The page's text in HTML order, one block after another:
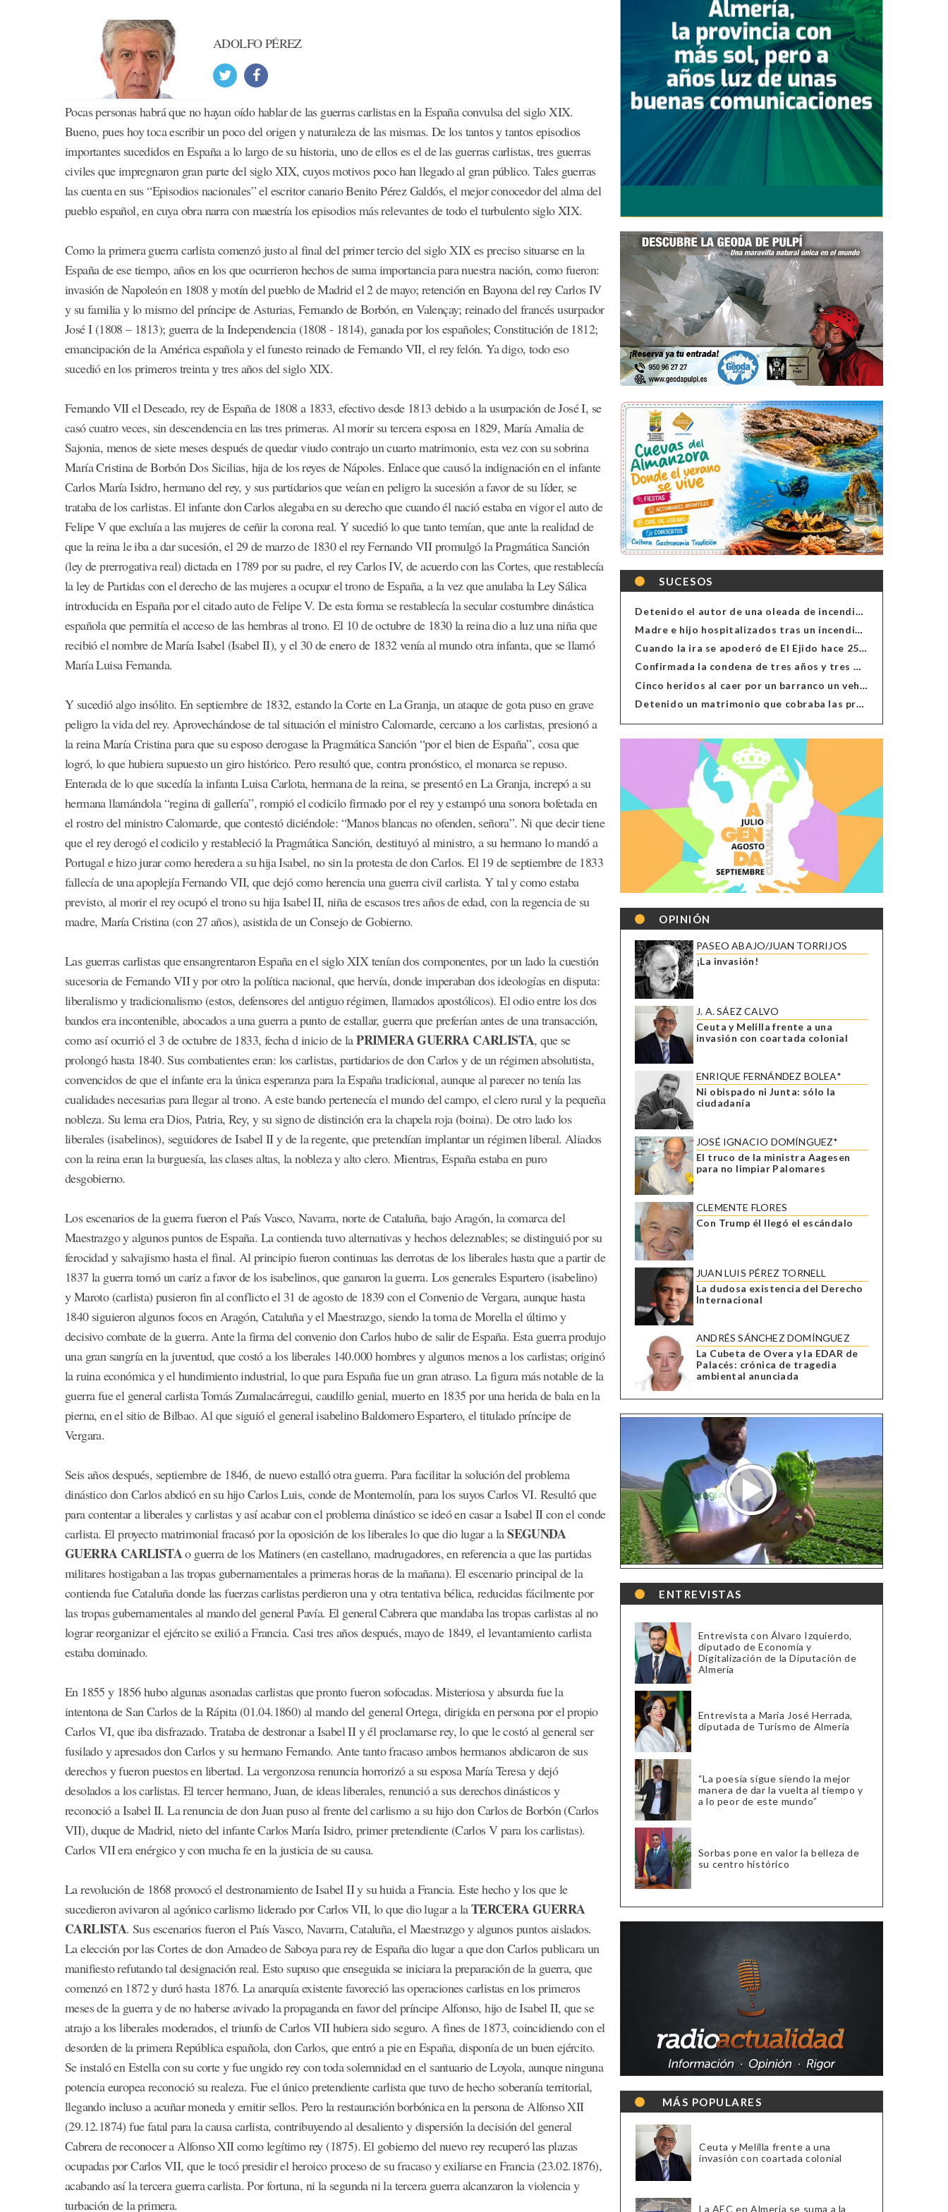
ADOLFO PÉREZ
Pocas personas habrá que no hayan oído hablar de las guerras carlistas en la España convulsa del siglo XIX.
Bueno, pues hoy toca escribir un poco del origen y naturaleza de las mismas. De los tantos y tantos episodios
importantes sucedidos en España a lo largo de su historia, uno de ellos es el de las guerras carlistas, tres guerras
civiles que impregnaron gran parte del siglo XIX, cuyos motivos poco han llegado al gran público. Tales guerras
las cuenta en sus “Episodios nacionales” el escritor canario Benito Pérez Galdós, el mejor conocedor del alma del
pueblo español, en cuya obra narra con maestría los episodios más relevantes de todo el turbulento siglo XIX.
Como la primera guerra carlista comenzó justo al final del primer tercio del siglo XIX es preciso situarse en la
España de ese tiempo, años en los que ocurrieron hechos de suma importancia para nuestra nación, como fueron:
invasión de Napoleón en 1808 y motín del pueblo de Madrid el 2 de mayo; retención en Bayona del rey Carlos IV
y su familia y lo mismo del príncipe de Asturias, Fernando de Borbón, en Valençay; reinado del francés usurpador
José I (1808 – 1813); guerra de la Independencia (1808 - 1814), ganada por los españoles; Constitución de 1812;
emancipación de la América española y el funesto reinado de Fernando VII, el rey felón. Ya digo, todo eso
sucedió en los primeros treinta y tres años del siglo XIX.
Fernando VII el Deseado, rey de España de 1808 a 1833, efectivo desde 1813 debido a la usurpación de José I, se
casó cuatro veces, sin descendencia en las tres primeras. Al morir su tercera esposa en 1829, María Amalia de
Sajonia, menos de siete meses después de quedar viudo contrajo un cuarto matrimonio, esta vez con su sobrina
María Cristina de Borbón Dos Sicilias, hija de los reyes de Nápoles. Enlace que causó la indignación en el infante
Carlos María Isidro, hermano del rey, y sus partidarios que veían en peligro la sucesión a favor de su líder, se
trataba de los carlistas. El infante don Carlos alegaba en su derecho que cuando él nació estaba en vigor el auto de
Felipe V que excluía a las mujeres de ceñir la corona real. Y sucedió lo que tanto temían, que ante la realidad de
que la reina le iba a dar sucesión, el 29 de marzo de 1830 el rey Fernando VII promulgó la Pragmática Sanción
(ley de prerrogativa real) dictada en 1789 por su padre, el rey Carlos IV, de acuerdo con las Cortes, que restablecía
la ley de Partidas con el derecho de las mujeres a ocupar el trono de España, a la vez que anulaba la Ley Sálica
introducida en España por el citado auto de Felipe V. De esta forma se restablecía la secular costumbre dinástica
española que permitía el acceso de las hembras al trono. El 10 de octubre de 1830 la reina dio a luz una niña que
recibió el nombre de María Isabel (Isabel II), y el 30 de enero de 1832 venía al mundo otra infanta, que se llamó
María Luisa Fernanda.
Y sucedió algo insólito. En septiembre de 1832, estando la Corte en La Granja, un ataque de gota puso en grave
peligro la vida del rey. Aprovechándose de tal situación el ministro Calomarde, cercano a los carlistas, presionó a
la reina María Cristina para que su esposo derogase la Pragmática Sanción “por el bien de España”, cosa que
logró, lo que hubiera supuesto un giro histórico. Pero resultó que, contra pronóstico, el monarca se repuso.
Enterada de lo que sucedía la infanta Luisa Carlota, hermana de la reina, se presentó en La Granja, increpó a su
hermana llamándola “regina di gallería”, rompió el codicilo firmado por el rey y estampó una sonora bofetada en
el rostro del ministro Calomarde, que contestó diciéndole: “Manos blancas no ofenden, señora”. Ni que decir tiene
que el rey derogó el codicilo y restableció la Pragmática Sanción, destituyó al ministro, a su hermano lo mandó a
Portugal e hizo jurar como heredera a su hija Isabel, no sin la protesta de don Carlos. El 19 de septiembre de 1833
fallecía de una apoplejía Fernando VII, que dejó como herencia una guerra civil carlista. Y tal y como estaba
previsto, al morir el rey ocupó el trono su hija Isabel II, niña de escasos tres años de edad, con la regencia de su
madre, María Cristina (con 27 años), asistida de un Consejo de Gobierno.
Las guerras carlistas que ensangrentaron España en el siglo XIX tenían dos componentes, por un lado la cuestión
sucesoria de Fernando VII y por otro la política nacional, que hervía, donde imperaban dos ideologías en disputa:
liberalismo y tradicionalismo (estos, defensores del antiguo régimen, llamados apostólicos). El odio entre los dos
bandos era incontenible, abocados a una guerra a punto de estallar, guerra que preferían antes de una transacción,
como así ocurrió el 3 de octubre de 1833, fecha d inicio de laPRIMERA GUERRA CARLISTA, que se
prolongó hasta 1840. Sus combatientes eran: los carlistas, partidarios de don Carlos y de un régimen absolutista,
convencidos de que el infante era la única esperanza para la España tradicional, aunque al parecer no tenía las
cualidades necesarias para llegar al trono. A este bando pertenecía el mundo del campo, el clero rural y la pequeña
nobleza. Su lema era Dios, Patria, Rey, y su signo de distinción era la chapela roja (boina). De otro lado los
liberales (isabelinos), seguidores de Isabel II y de la regente, que pretendían implantar un régimen liberal. Aliados
con la reina eran la burguesía, las clases altas, la nobleza y alto clero. Mientras, España estaba en puro
desgobierno.
Los escenarios de la guerra fueron el País Vasco, Navarra, norte de Cataluña, bajo Aragón, la comarca del
Maestrazgo y algunos puntos de España. La contienda tuvo alternativas y hechos deleznables; se distinguió por su
ferocidad y salvajismo hasta el final. Al principio fueron continuas las derrotas de los liberales hasta que a partir de
1837 la guerra tomó un cariz a favor de los isabelinos, que ganaron la guerra. Los generales Espartero (isabelino)
y Maroto (carlista) pusieron fin al conflicto el 31 de agosto de 1839 con el Convenio de Vergara, aunque hasta
1840 siguieron algunos focos en Aragón, Cataluña y el Maestrazgo, siendo la toma de Morella el último y
decisivo combate de la guerra. Ante la firma del convenio don Carlos hubo de salir de España. Esta guerra produjo
una gran sangría en la juventud, que costó a los liberales 140.000 hombres y algunos menos a los carlistas; originó
la ruina económica y el hundimiento industrial, lo que para España fue un gran atraso. La figura más notable de la
guerra fue el general carlista Tomás Zumalacárregui, caudillo genial, muerto en 1835 por una herida de bala en la
pierna, en el sitio de Bilbao. Al que siguió el general isabelino Baldomero Espartero, el titulado príncipe de
Vergara.
Seis años después, septiembre de 1846, de nuevo estalló otra guerra. Para facilitar la solución del problema
dinástico don Carlos abdicó en su hijo Carlos Luis, conde de Montemolín, para los suyos Carlos VI. Resultó que
para contentar a liberales y carlistas y así acabar con el problema dinástico se ideó en casar a Isabel II con el conde
carlista. El proyecto matrimonial fracasó por la oposición de los liberales lo que dio lugar a laSEGUNDA
GUERRA CARLISTAo guerra de los Matiners (en castellano, madrugadores, en referencia a que las partidas
militares hostigaban a las tropas gubernamentales a primeras horas de la mañana). El escenario principal de la
contienda fue Cataluña donde las fuerzas carlistas perdieron una y otra tentativa bélica, reducidas fácilmente por
las tropas gubernamentales al mando del general Pavía. El general Cabrera que mandaba las tropas carlistas al no
lograr reorganizar el ejército se exilió a Francia. Casi tres años después, mayo de 1849, el levantamiento carlista
estaba dominado.
En 1855 y 1856 hubo algunas asonadas carlistas que pronto fueron sofocadas. Misteriosa y absurda fue la
intentona de San Carlos de la Rápita (01.04.1860) al mando del general Ortega, dirigida en persona por el propio
Carlos VI, que iba disfrazado. Trataba de destronar a Isabel II y él proclamarse rey, lo que le costó al general ser
fusilado y apresados don Carlos y su hermano Fernando. Ante tanto fracaso ambos hermanos abdicaron de sus
derechos y fueron puestos en libertad. La vergonzosa renuncia horrorizó a su esposa María Teresa y dejó
desolados a los carlistas. El tercer hermano, Juan, de ideas liberales, renunció a sus derechos dinásticos y
reconoció a Isabel II. La renuncia de don Juan puso al frente del carlismo a su hijo don Carlos de Borbón (Carlos
VII), duque de Madrid, nieto del infante Carlos María Isidro, primer pretendiente (Carlos V para los carlistas).
Carlos VII era enérgico y con mucha fe en la justicia de su causa.
La revolución de 1868 provocó el destronamiento de Isabel II y su huida a Francia. Este hecho y los que le
sucedieron avivaron al agónico carlismo liderado por Carlos VII, lo que dio lugar a laTERCERA GUERRA
CARLISTA. Sus escenarios fueron el País Vasco, Navarra, Cataluña, el Maestrazgo y algunos puntos aislados.
La elección por las Cortes de don Amadeo de Saboya para rey de España dio lugar a que don Carlos publicara un
manifiesto refutando tal designación real. Esto supuso que enseguida se iniciara la preparación de la guerra, que
comenzó en 1872 y duró hasta 1876. La anarquía existente favoreció las operaciones carlistas en los primeros
meses de la guerra y de no haberse avivado la propaganda en favor del príncipe Alfonso, hijo de Isabel II, que se
atrajo a los liberales moderados, el triunfo de Carlos VII hubiera sido seguro. A fines de 1873, coincidiendo con el
desorden de la primera República española, don Carlos, que entró a pie en España, disponía de un buen ejército.
Se instaló en Estella con su corte y fue ungido rey con toda solemnidad en el santuario de Loyola, aunque ninguna
potencia europea reconoció su realeza. Fue el único pretendiente carlista que tuvo de hecho soberanía territorial,
llegando incluso a acuñar moneda y emitir sellos. Pero la restauración borbónica en la persona de Alfonso XII
(29.12.1874) fue fatal para la causa carlista, contribuyendo al desaliento y dispersión la decisión del general
Cabrera de reconocer a Alfonso XII como legítimo rey (1875). El gobierno del nuevo rey recuperó las plazas
ocupadas por Carlos VII, que le tocó presidir el heroico proceso de su fracaso y exiliarse en Francia (23.02.1876),
acabando así la tercera guerra carlista. Por fortuna, ni la segunda ni la tercera guerra alcanzaron la violencia y
turbación de la primera.
SUCESOS
Detenido el autor de una oleada de incendios de contenedores en Almería
Madre e hijo hospitalizados tras un incendio en la cocina de una vivienda en Almería
Cuando la ira se apoderó de El Ejido hace 25 años
Confirmada la condena de tres años y tres meses al hombre de Antas acusado de xenofobia
Cinco heridos al caer por un barranco un vehículo en Alcolea
Detenido un matrimonio que cobraba las prestaciones de ilegales en Almería, Granada, Málaga, Huelva y Murcia
OPINIÓN
PASEO ABAJO/JUAN TORRIJOS
¡La invasión!
J. A. SÁEZ CALVO
Ceuta y Melilla frente a una
invasión con coartada colonial
ENRIQUE FERNÁNDEZ BOLEA*
Ni obispado ni Junta: sólo la
ciudadanía
JOSÉ IGNACIO DOMÍNGUEZ*
El truco de la ministra Aagesen
para no limpiar Palomares
CLEMENTE FLORES
Con Trump él llegó el escándalo
JUAN LUIS PÉREZ TORNELL
La dudosa existencia del Derecho
Internacional
ANDRÉS SÁNCHEZ DOMÍNGUEZ
La Cubeta de Overa y la EDAR de
Palacés: crónica de tragedia
ambiental anunciada
ENTREVISTAS
Entrevista con Álvaro Izquierdo,
diputado de Economía y
Digitalización de la Diputación de
Almería
Entrevista a María José Herrada,
diputada de Turismo de Almería
“La poesía sigue siendo la mejor
manera de dar la vuelta al tiempo y
a lo peor de este mundo”
Sorbas pone en valor la belleza de
su centro histórico
MÁS POPULARES
Ceuta y Melilla frente a una
invasión con coartada colonial
La AEC en Almería se suma a la